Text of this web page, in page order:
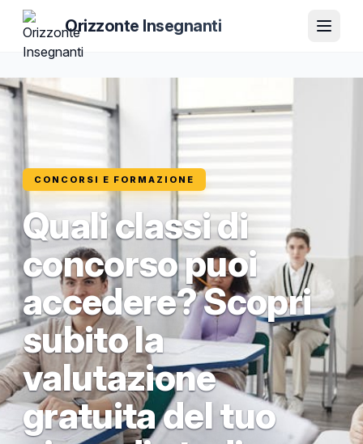
Orizzonte Insegnanti
CONCORSI E FORMAZIONE
Quali classi di
concorso puoi
accedere? Scopri
subito la
valutazione
gratuita del tuo